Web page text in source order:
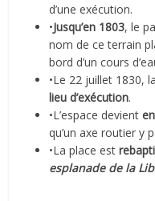
d’une exécution.
•Jusqu’en 1803, le
nom de ce terrain
bord d’un cours
•Le 22 juillet 1830,
lieu d’exécution.
•L’espace devient
qu’un axe routier y
•La place est
esplanade de la